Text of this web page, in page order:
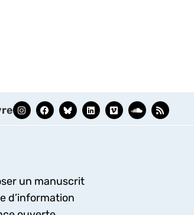
un manuscrit
d’information